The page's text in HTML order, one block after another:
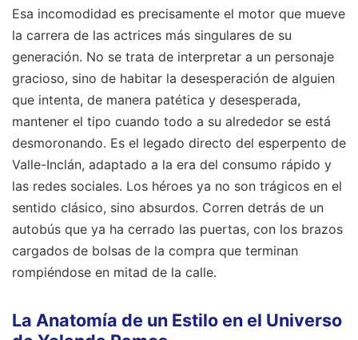
Esa incomodidad es precisamente el motor que mueve
la carrera de las actrices más singulares de su
generación. No se trata de interpretar a un personaje
gracioso, sino de habitar la desesperación de alguien
que intenta, de manera patética y desesperada,
mantener el tipo cuando todo a su alrededor se está
desmoronando. Es el legado directo del esperpento de
Valle-Inclán, adaptado a la era del consumo rápido y
las redes sociales. Los héroes ya no son trágicos en el
sentido clásico, sino absurdos. Corren detrás de un
autobús que ya ha cerrado las puertas, con los brazos
cargados de bolsas de la compra que terminan
rompiéndose en mitad de la calle.
La Anatomía de un Estilo en el Universo